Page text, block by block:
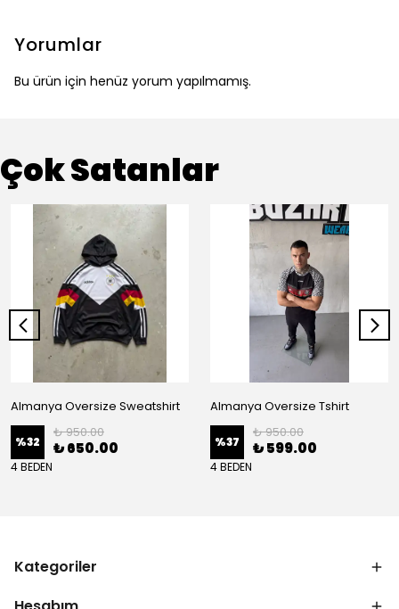
Yorumlar
Bu ürün için henüz yorum yapılmamış.
Çok Satanlar
Almanya Oversize Sweatshirt
%32
₺ 950.00
₺ 650.00
4 BEDEN
Almanya Oversize Tshirt
%37
₺ 950.00
₺ 599.00
4 BEDEN
Kategoriler